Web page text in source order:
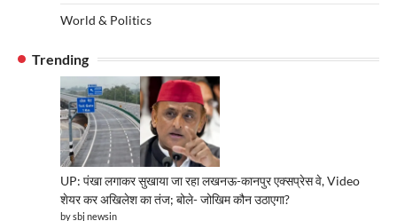
World & Politics
Trending
UP: पंखा लगाकर सुखाया जा रहा लखनऊ-कानपुर एक्सप्रेस वे, Video
शेयर कर अखिलेश का तंज; बोले- जोखिम कौन उठाएगा?
by sbj newsin